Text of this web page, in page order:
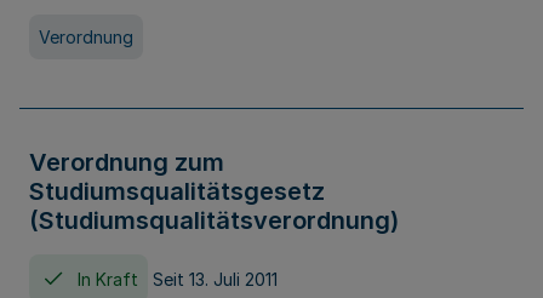
Verordnung
Verordnung zum
Studiumsqualitätsgesetz
(Studiumsqualitätsverordnung)
In Kraft Seit 13. Juli 2011